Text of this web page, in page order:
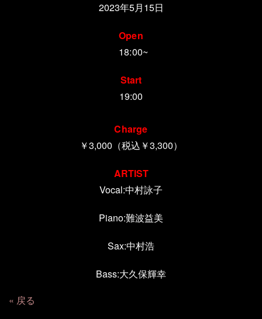
2023年5月15日
Open
18:00~
Start
19:00
Charge
￥3,000（税込￥3,300）
ARTIST
Vocal:中村詠子
Piano:難波益美
Sax:中村浩
Bass:大久保輝幸
戻る